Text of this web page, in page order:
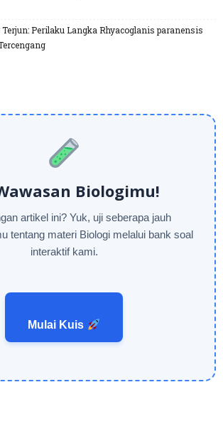
Perilaku Langka Rhyacoglanis paranensis
Biologimu!
artikel ini? Yuk, uji seberapa jauh
tentang materi Biologi melalui bank soal
interaktif kami.
Mulai Kuis